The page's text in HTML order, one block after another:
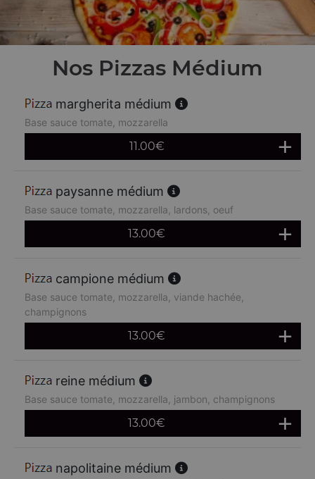
Nos Pizzas Médium
margherita médium
Base sauce tomate, mozzarella
11.00€
paysanne médium
Base sauce tomate, mozzarella, lardons, oeuf
13.00€
campione médium
Base sauce tomate, mozzarella, viande hachée,
champignons
13.00€
reine médium
Base sauce tomate, mozzarella, jambon, champignons
13.00€
napolitaine médium